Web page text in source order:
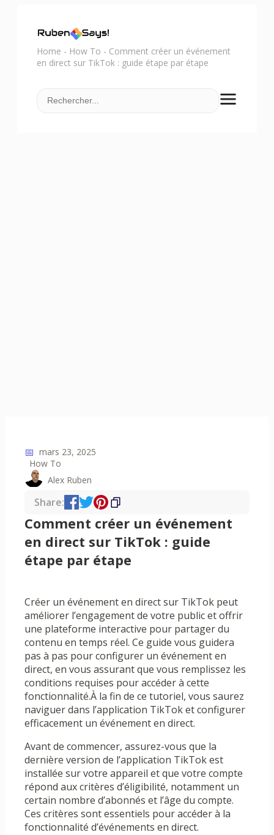
Home - How To - Comment créer un événement
en direct sur TikTok : guide étape par étape
📅 mars 23, 2025
How To
Alex Ruben
Share:
Comment créer un événement
en direct sur TikTok : guide
étape par étape
Créer un événement en direct sur TikTok peut
améliorer l’engagement de votre public et offrir
une plateforme interactive pour partager du
contenu en temps réel. Ce guide vous guidera
pas à pas pour configurer un événement en
direct, en vous assurant que vous remplissez les
conditions requises pour accéder à cette
fonctionnalité.À la fin de ce tutoriel, vous saurez
naviguer dans l’application TikTok et configurer
efficacement un événement en direct.
Avant de commencer, assurez-vous que la
dernière version de l’application TikTok est
installée sur votre appareil et que votre compte
répond aux critères d’éligibilité, notamment un
certain nombre d’abonnés et l’âge du compte.
Ces critères sont essentiels pour accéder à la
fonctionnalité d’événements en direct.